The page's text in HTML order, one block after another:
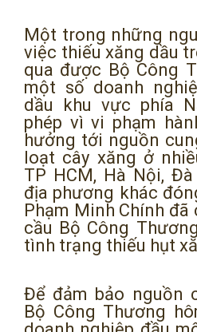
Một trong những
việc thiếu xăng dầu
qua được Bộ Công
một số doanh
dầu khu vực phía
phép vì vi phạm
hưởng tới nguồn
loạt cây xăng ở
TP HCM, Hà Nội,
địa phương khác
Phạm Minh Chính đã
cầu Bộ Công
tình trạng thiếu hụt
Để đảm bảo nguồn
Bộ Công Thương